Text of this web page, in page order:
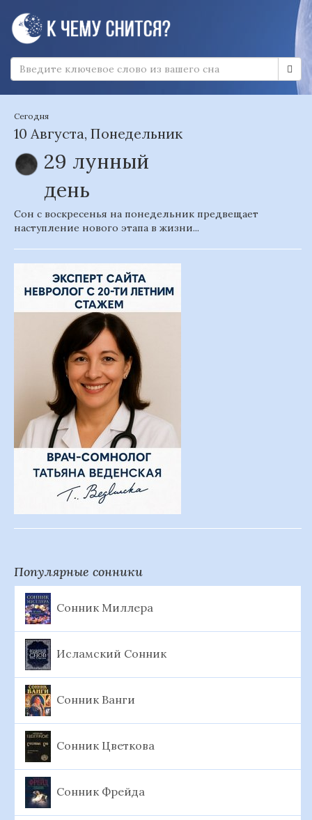
Сегодня
10 Августа, Понедельник
29 лунный
день
Сон с воскресенья на понедельник предвещает
наступление нового этапа в жизни...
Популярные сонники
Сонник Миллера
Исламский Сонник
Сонник Ванги
Сонник Цветкова
Сонник Фрейда